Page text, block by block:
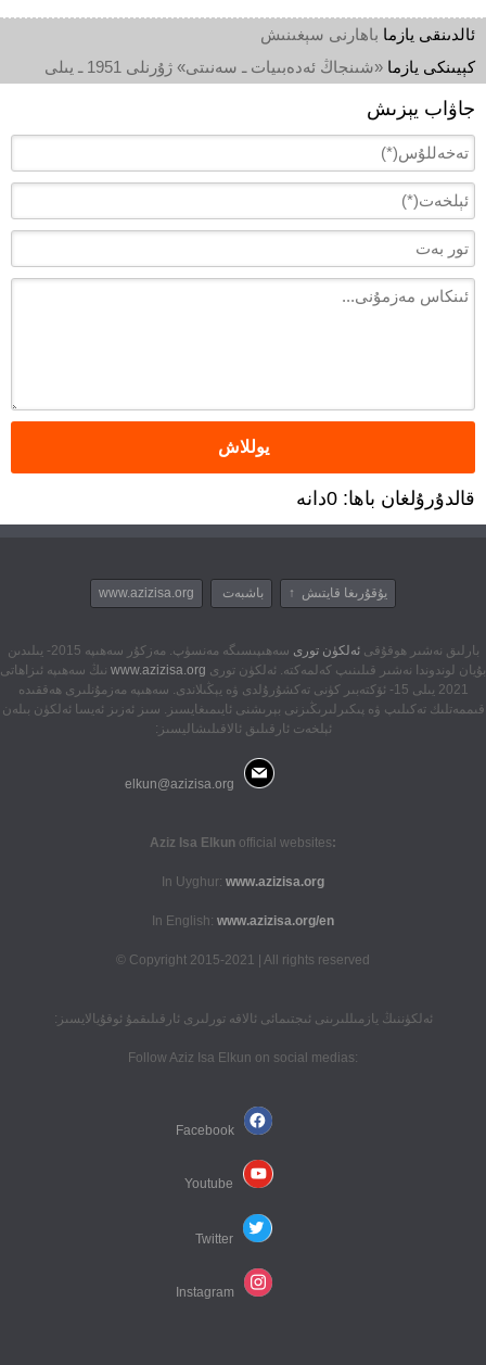
ئالدىنقى يازما باھارنى سېغىنىش
كېيىنكى يازما «شىنجاڭ ئەدەبىيات ـ سەنىتى» ژۇرنلى 1951 ـ يىلى
جاۋاب يېزىش
قالدۇرۇلغان باھا: 0دانە
يۇقۇرىغا قايتىش ↑ باشبەت www.azizisa.org
بارلىق نەشىر ھوقۇقىئەلكۈن تورى
سەھىپىسىگە مەنسۈپ. مەزكۇر سەھىپە 2015- يىلىدىن
بۇيان لوندوندا نەشىر قىلىنىپ كەلمەكتە. ئەلكۈن تورى www.azizisa.org نىڭ سەھىپە ئىزاھاتى
2021 يىلى 15- ئۆكتەبىر كۈنى تەكشۇرۇلدى ۋە يېڭىلاندى. سەھىپە مەزمۇنلىرى ھەققىدە
قىممەتلىك تەكىلىپ ۋە پىكىرلىرىڭىزنى بېرىشنى ئايىمىغايسىز. سىز ئەزىز ئەيسا ئەلكۈن بىلەن
ئېلخەت ئارقىلىق ئالاقىلىشاليسىز:
:Aziz Isa Elkun
official websites
In Uyghur: www.azizisa.org
In English: www.azizisa.org/en
Copyright 2015-2021 | All rights reserved ©
ئەلكۈننىڭ يازمىللىرىنى ئىجتىمائى ئالاقە تورلىرى ئارقىلىقمۇ ئوقۇيالايسىز:
:Follow Aziz Isa Elkun on social medias